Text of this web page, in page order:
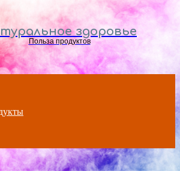
здоровье
Польза продуктов